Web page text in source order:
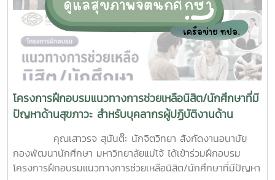
โครงการฝึกอบรมแนวทางการช่วยเหลือนิสิต/นักศึกษาที่มี
ปัญหาด้านสุขภาวะ สำหรับบุคลากรผู้ปฏิบัติงานด้าน
คุณเสาวรจ สุนันต๊ะ นักจิตวิทยา สังกัดงานอนามัย
กองพัฒนานักศึกษา มหาวิทยาลัยแม่โจ้ ได้เข้าร่วมฝึกอบรม
โครงการฝึกอบรมแนวทางการช่วยเหลือนิสิต/นักศึกษาที่มีปัญหา